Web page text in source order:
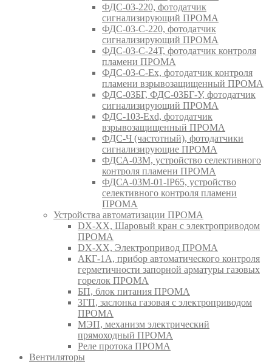
ФДС-03-220, фотодатчик
сигнализирующий ПРОМА
ФДС-03-С-220, фотодатчик
сигнализирующий ПРОМА
ФДС-03-С-24Т, фотодатчик контроля
пламени ПРОМА
ФДС-03-С-Ex, фотодатчик контроля
пламени взрывозащищенный ПРОМА
ФДС-03БГ, ФДС-03БГ-У, фотодатчик
сигнализирующий ПРОМА
ФДС-103-Ехd, фотодатчик
взрывозащищенный ПРОМА
ФДС-Ч (частотный), фотодатчики
сигнализирующие ПРОМА
ФДСА-03М, устройство селективного
контроля пламени ПРОМА
ФДСА-03М-01-IP65, устройство
селективного контроля пламени
ПРОМА
Устройства автоматизации ПРОМА
DX-XX, Шаровый кран c электроприводом
ПРОМА
DX-XX, Электропривод ПРОМА
АКГ-1А, прибор автоматического контроля
герметичности запорной арматуры газовых
горелок ПРОМА
БП, блок питания ПРОМА
ЗГП, заслонка газовая с электроприводом
ПРОМА
МЭП, механизм электрический
прямоходный ПРОМА
Реле протока ПРОМА
Вентиляторы